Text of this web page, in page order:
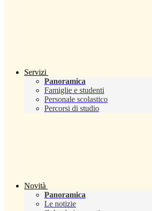
Servizi
Panoramica
Famiglie e studenti
Personale scolastico
Percorsi di studio
Novità
Panoramica
Le notizie